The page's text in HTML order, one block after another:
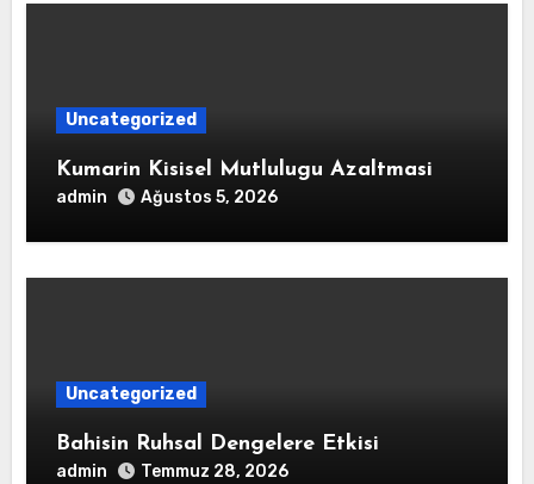
Uncategorized
Kumarin Kisisel Mutlulugu Azaltmasi
admin Ağustos 5, 2026
Uncategorized
Bahisin Ruhsal Dengelere Etkisi
admin Temmuz 28, 2026